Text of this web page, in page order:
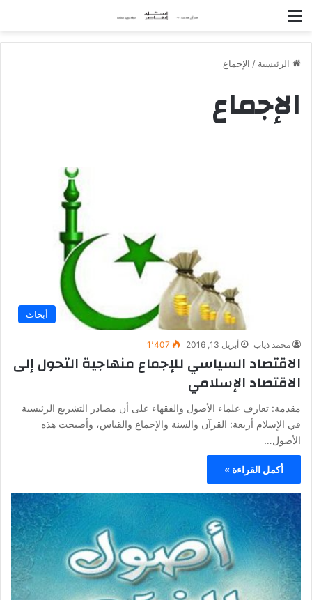
الرئيسية / الإجماع
الإجماع
أبحاث
محمد ذياب أبريل 13, 2016 1٬407
الاقتصاد السياسي للإجماع منهاجية التحول إلى
الاقتصاد الإسلامي
مقدمة: تعارف علماء الأصول والفقهاء على أن مصادر التشريع الرئيسية
في الإسلام أربعة: القرآن والسنة والإجماع والقياس، وأصبحت هذه
الأصول…
أكمل القراءة »